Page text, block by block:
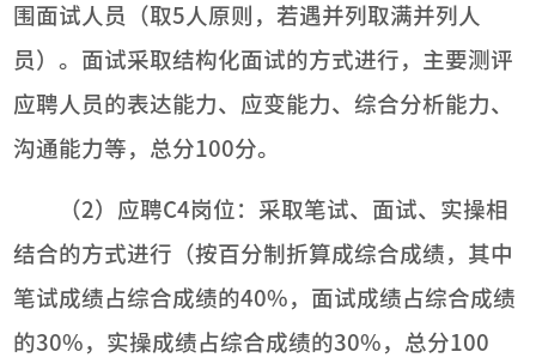
围面试人员（取5人原则，若遇并列取满并列人
员）。面试采取结构化面试的方式进行，主要测评
应聘人员的表达能力、应变能力、综合分析能力、
沟通能力等，总分100分。
（2）应聘C4岗位：采取笔试、面试、实操相
结合的方式进行（按百分制折算成综合成绩，其中
笔试成绩占综合成绩的40%，面试成绩占综合成绩
的30%，实操成绩占综合成绩的30%，总分100